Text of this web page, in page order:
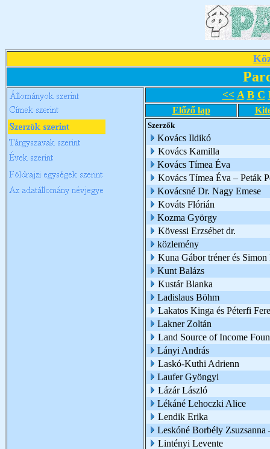
<< A B C
Előző lap
Szerzők
Kovács Ildikó
Kovács Kamilla
Kovács Tímea Éva
Kovács Tímea Éva – Peták
Kovácsné Dr. Nagy Emese
Kováts Flórián
Kozma György
Kövessi Erzsébet dr.
közlemény
Kuna Gábor tréner és
Kunt Balázs
Kustár Blanka
Ladislaus Böhm
Lakatos Kinga és Péterfi
Lakner Zoltán
Land Source of Income
Lányi András
Laskó-Kuthi Adrienn
Laufer Gyöngyi
Lázár László
Lékáné Lehoczki Alice
Lendik Erika
Leskóné Borbély Zsuzsanna
Lintényi Levente